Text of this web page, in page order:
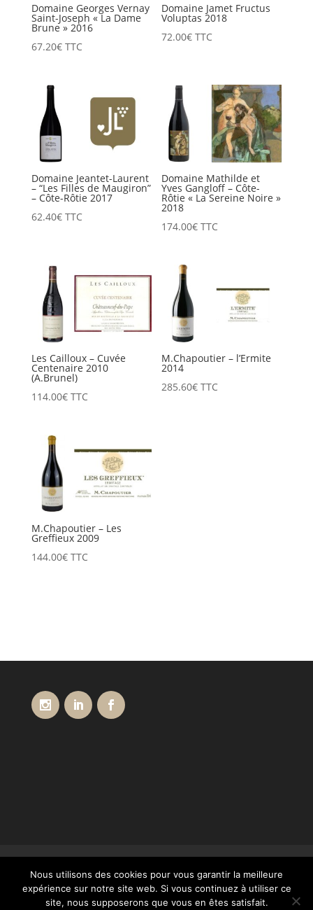
Domaine Georges Vernay
Saint-Joseph « La Dame
Brune » 2016
67.20€ TTC
Domaine Jamet Fructus
Voluptas 2018
72.00€ TTC
Domaine Jeantet-Laurent
– “Les Filles de Maugiron”
– Côte-Rôtie 2017
62.40€ TTC
Domaine Mathilde et
Yves Gangloff – Côte-
Rôtie « La Sereine Noire »
2018
174.00€ TTC
Les Cailloux – Cuvée
Centenaire 2010
(A.Brunel)
114.00€ TTC
M.Chapoutier – l’Ermite
2014
285.60€ TTC
M.Chapoutier – Les
Greffieux 2009
144.00€ TTC
Paiement
Mentions légales
Contact
Notre Catalogue
Nous utilisons des cookies pour vous garantir la meilleure
expérience sur notre site web. Si vous continuez à utiliser ce
site, nous supposerons que vous en êtes satisfait.